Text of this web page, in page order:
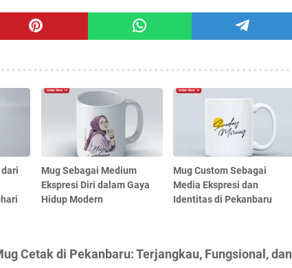
Mug Sebagai Medium
Ekspresi Diri dalam Gaya
Hidup Modern
Mug Custom Sebagai
Media Ekspresi dan
Identitas di Pekanbaru
Cetak di Pekanbaru: Terjangkau, Fungsional, dan